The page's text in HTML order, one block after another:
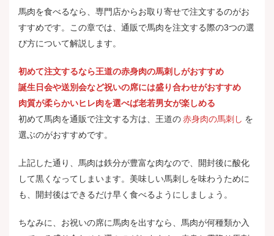
馬肉を食べるなら、専門店からお取り寄せで注文するのがお
すすめです。この章では、通販で馬肉を注文する際の3つの選
び方について解説します。
初めて注文するなら王道の赤身肉の馬刺しがおすすめ
誕生日会や送別会など祝いの席には盛り合わせがおすすめ
肉質が柔らかいヒレ肉を選べば老若男女が楽しめる
初めて馬肉を通販で注文する方は、王道の赤身肉の馬刺し を
選ぶのがおすすめです。
上記した通り、馬肉は鉄分が豊富な肉なので、開封後に酸化
して黒くなってしまいます。美味しい馬刺しを味わうために
も、開封後はできるだけ早く食べるようにしましょう。
ちなみに、お祝いの席に馬肉を出すなら、馬肉が何種類か入